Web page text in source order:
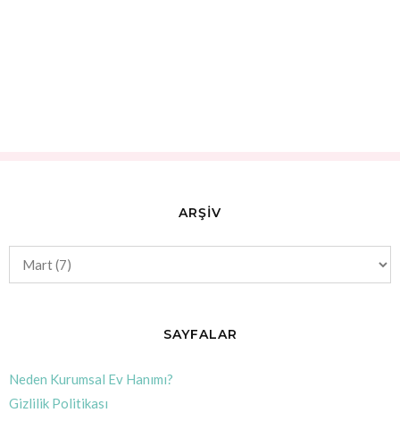
ARŞİV
SAYFALAR
Neden Kurumsal Ev Hanımı?
Gizlilik Politikası